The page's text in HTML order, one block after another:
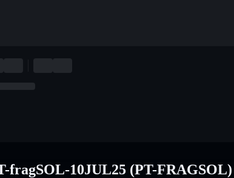
fragSOL-10JUL25 (PT-FRAGSOL)